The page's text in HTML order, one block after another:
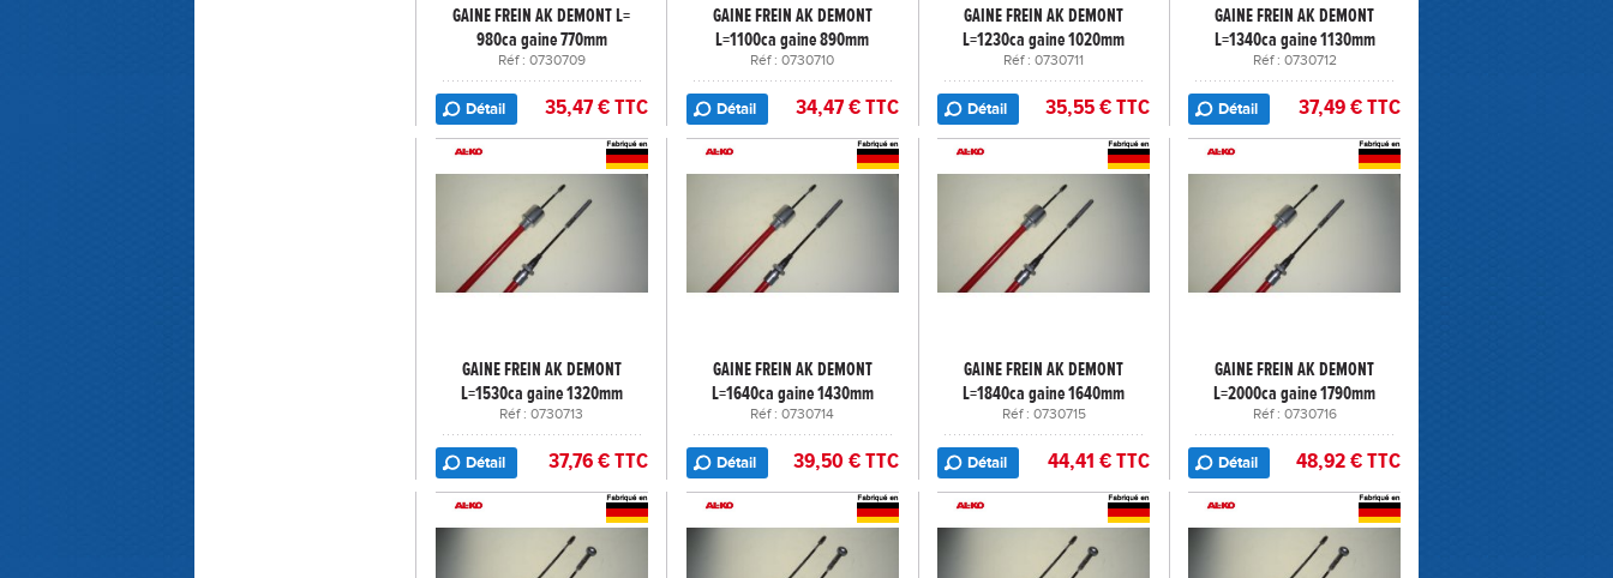
GAINE FREIN AK DEMONT L=
980ca gaine 770mm
Réf : 0730709
Détail 35,47 € TTC
GAINE FREIN AK DEMONT
L=1100ca gaine 890mm
Réf : 0730710
Détail 34,47 € TTC
GAINE FREIN AK DEMONT
L=1230ca gaine 1020mm
Réf : 0730711
Détail 35,55 € TTC
GAINE FREIN AK DEMONT
L=1340ca gaine 1130mm
Réf : 0730712
Détail 37,49 € TTC
GAINE FREIN AK DEMONT
L=1530ca gaine 1320mm
Réf : 0730713
Détail 37,76 € TTC
GAINE FREIN AK DEMONT
L=1640ca gaine 1430mm
Réf : 0730714
Détail 39,50 € TTC
GAINE FREIN AK DEMONT
L=1840ca gaine 1640mm
Réf : 0730715
Détail 44,41 € TTC
GAINE FREIN AK DEMONT
L=2000ca gaine 1790mm
Réf : 0730716
Détail 48,92 € TTC